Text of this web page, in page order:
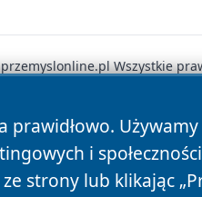
prawidłowo.
i
strony lub klikając
Wszystkie
Polityka Prywatności